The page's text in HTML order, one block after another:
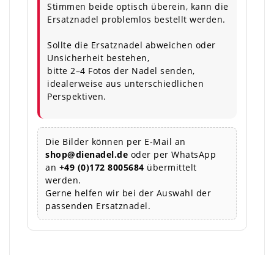
Stimmen beide optisch überein, kann die
Ersatznadel problemlos bestellt werden.
Sollte die Ersatznadel abweichen oder
Unsicherheit bestehen,
bitte 2–4 Fotos der Nadel senden,
idealerweise aus unterschiedlichen
Perspektiven.
Die Bilder können per E-Mail an
shop@dienadel.de oder per WhatsApp
an +49 (0)172 8005684 übermittelt
werden.
Gerne helfen wir bei der Auswahl der
passenden Ersatznadel.